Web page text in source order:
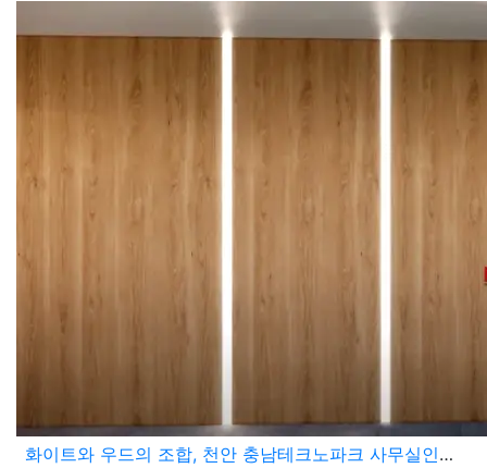
화이트와 우드의 조합, 천안 충남테크노파크 사무실인테리어 시공기